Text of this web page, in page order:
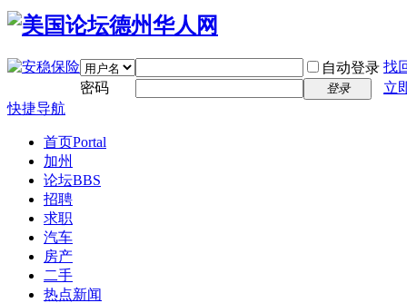
自动登录 找
密码
登录
立
快捷导航
首页Portal
加州
论坛BBS
招聘
求职
汽车
房产
二手
热点新闻